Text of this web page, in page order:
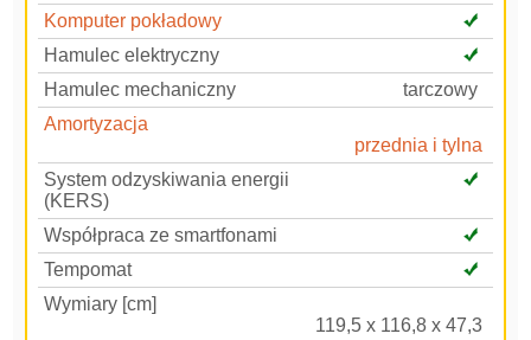
Komputer pokładowy
Hamulec elektryczny
Hamulec mechaniczny
tarczowy
Amortyzacja
przednia i tylna
System odzyskiwania energii
(KERS)
Współpraca ze smartfonami
Tempomat
Wymiary [cm]
119,5 x 116,8 x 47,3